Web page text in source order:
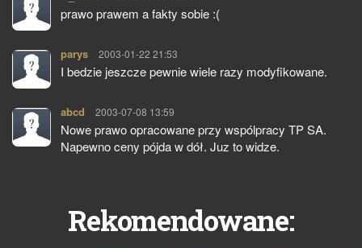
prawo prawem a fakty sobie :(
parys pisze:
2003-01-22 21:53
I bedzie jeszcze pewnie wiele razy modyfikowane.
abcd pisze:
2003-07-08 13:59
Nowe prawo opracowane przy wspólpracy TP SA.
Napewno ceny pójda w dół. Juz to widze.
Rekomendowane: